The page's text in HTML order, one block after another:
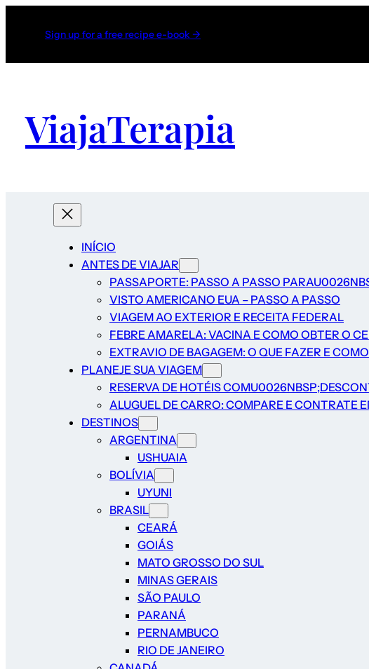
Sign up for a free recipe e-book →
ViajaTerapia
INÍCIO
ANTES DE VIAJAR
PASSAPORTE: PASSO A PASSO
VISTO AMERICANO EUA – PASSO A PASSO
VIAGEM AO EXTERIOR E RECEITA FEDERAL
FEBRE AMARELA: VACINA E COMO OBTER O
EXTRAVIO DE BAGAGEM: O QUE FAZER E
PLANEJE SUA VIAGEM
RESERVA DE HOTÉIS
ALUGUEL DE CARRO: COMPARE E CONTRATE
DESTINOS
ARGENTINA
USHUAIA
BOLÍVIA
UYUNI
BRASIL
CEARÁ
GOIÁS
MATO GROSSO DO SUL
MINAS GERAIS
SÃO PAULO
PARANÁ
PERNAMBUCO
RIO DE JANEIRO